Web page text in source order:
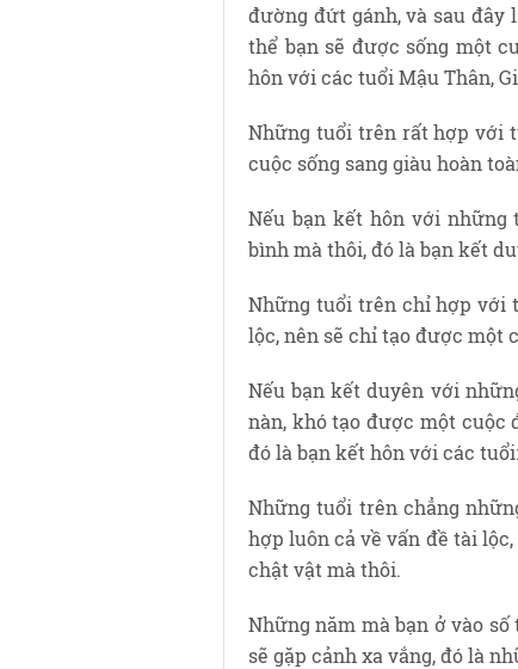
đường đứt gánh, và sau
thể bạn sẽ được sống một
hôn với các tuổi Mậu Thân,
Những tuổi trên rất hợp với
cuộc sống sang giàu hoàn
Nếu bạn kết hôn với những
bình mà thôi, đó là bạn kết
Những tuổi trên chỉ hợp với
lộc, nên sẽ chỉ tạo được một
Nếu bạn kết duyên với
nàn, khó tạo được một cuộc
đó là bạn kết hôn với các
Những tuổi trên chẳng
hợp luôn cả về vấn đề tài
chật vật mà thôi.
Những năm mà bạn ở vào
sẽ gặp cảnh xa vắng, đó là